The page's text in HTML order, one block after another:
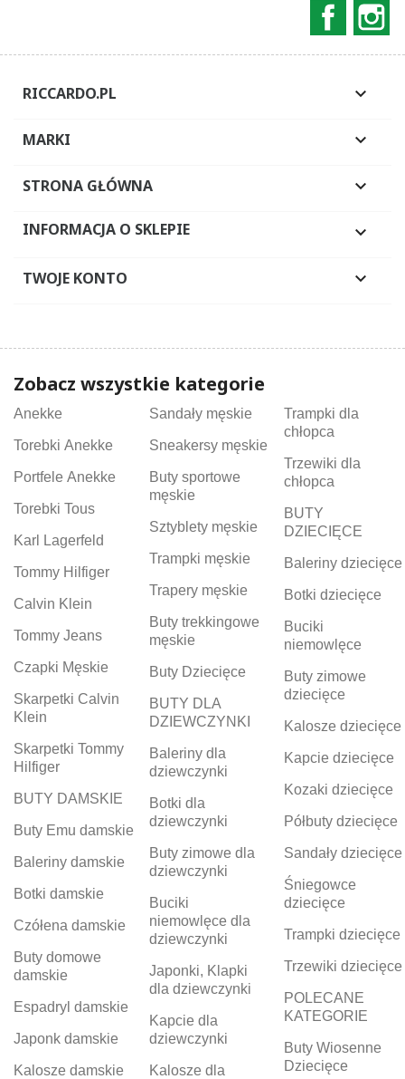
RICCARDO.PL 
MARKI 
STRONA GŁÓWNA 
INFORMACJA O SKLEPIE 
TWOJE KONTO 
Zobacz wszystkie kategorie
Anekke
Torebki Anekke
Portfele Anekke
Torebki Tous
Karl Lagerfeld
Tommy Hilfiger
Calvin Klein
Tommy Jeans
Czapki Męskie
Skarpetki Calvin
Klein
Skarpetki Tommy
Hilfiger
BUTY DAMSKIE
Buty Emu damskie
Baleriny damskie
Botki damskie
Czółena damskie
Buty domowe
damskie
Espadryl damskie
Japonk damskie
Kalosze damskie
Sandały męskie
Sneakersy męskie
Buty sportowe
męskie
Sztyblety męskie
Trampki męskie
Trapery męskie
Buty trekkingowe
męskie
Buty Dziecięce
BUTY DLA
DZIEWCZYNKI
Baleriny dla
dziewczynki
Botki dla
dziewczynki
Buty zimowe dla
dziewczynki
Buciki
niemowlęce dla
dziewczynki
Japonki, Klapki
dla dziewczynki
Kapcie dla
dziewczynki
Kalosze dla
Trampki dla
chłopca
Trzewiki dla
chłopca
BUTY
DZIECIĘCE
Baleriny dziecięce
Botki dziecięce
Buciki
niemowlęce
Buty zimowe
dziecięce
Kalosze dziecięce
Kapcie dziecięce
Kozaki dziecięce
Półbuty dziecięce
Sandały dziecięce
Śniegowce
dziecięce
Trampki dziecięce
Trzewiki dziecięce
POLECANE
KATEGORIE
Buty Wiosenne
Dziecięce